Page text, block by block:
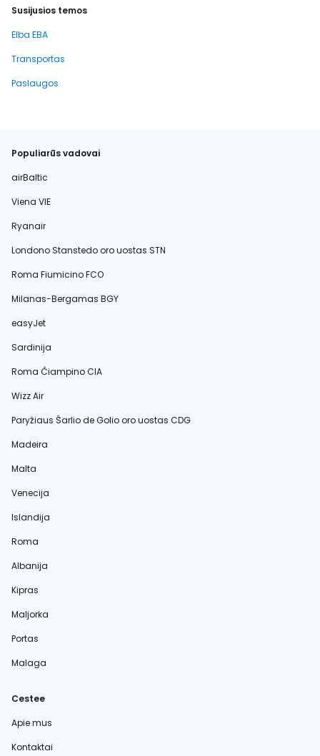
Susijusios temos
Elba EBA
Transportas
Paslaugos
Populiarūs vadovai
airBaltic
Viena VIE
Ryanair
Londono Stanstedo oro uostas STN
Roma Fiumicino FCO
Milanas-Bergamas BGY
easyJet
Sardinija
Roma Čiampino CIA
Wizz Air
Paryžiaus Šarlio de Golio oro uostas CDG
Madeira
Malta
Venecija
Islandija
Roma
Albanija
Kipras
Maljorka
Portas
Malaga
Cestee
Apie mus
Kontaktai